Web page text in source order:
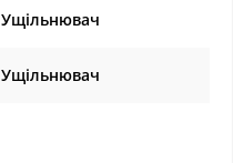
Ущільнювач
Ущільнювач